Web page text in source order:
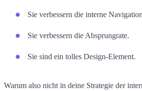
Sie verbessern die interne
Sie verbessern die Absprungrate.
Sie sind ein tolles Design-Element.
Warum also nicht in deine Strategie der